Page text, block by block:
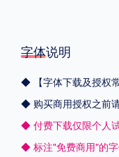
字体说明
◆ 【字体下载及授权
◆ 购买商用授权之前
◆ 付费下载仅限个人
◆ 标注"免费商用"的